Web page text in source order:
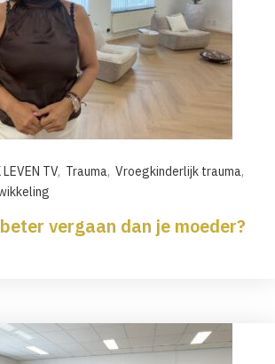
LEVEN TV, Trauma, Vroegkinderlijk trauma,
vergaan dan je moeder?